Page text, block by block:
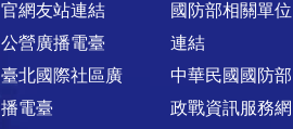
官網友站連結
公營廣播電臺
臺北國際社區廣
播電臺
國防部相關單位
連結
中華民國國防部
政戰資訊服務網